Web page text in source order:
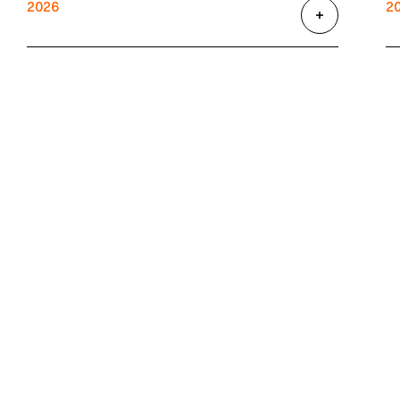
2026